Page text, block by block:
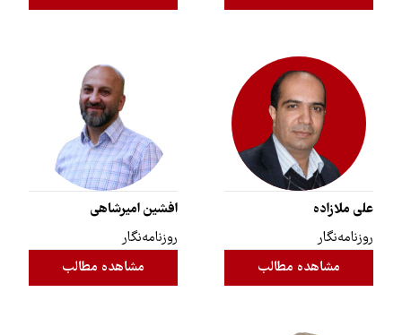
علی ملازاده
روزنامه‌نگار
مشاهده مطالب
افشین امیرشاهی
روزنامه‌نگار
مشاهده مطالب